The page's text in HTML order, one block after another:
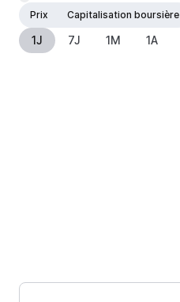
Prix
Capitalisation boursière
1J 7J 1M 1A